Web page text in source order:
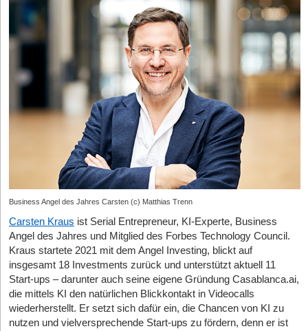
Business Angel des Jahres Carsten (c) Matthias Trenn
Carsten Kraus ist Serial Entrepreneur, KI-Experte, Business
Angel des Jahres und Mitglied des Forbes Technology Council.
Kraus startete 2021 mit dem Angel Investing, blickt auf
insgesamt 18 Investments zurück und unterstützt aktuell 11
Start-ups – darunter auch seine eigene Gründung Casablanca.ai,
die mittels KI den natürlichen Blickkontakt in Videocalls
wiederherstellt. Er setzt sich dafür ein, die Chancen von KI zu
nutzen und vielversprechende Start-ups zu fördern, denn er ist